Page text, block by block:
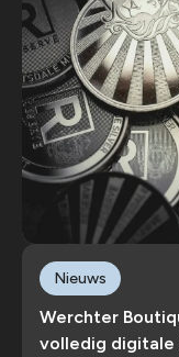
Werchter
volledig
Nieuws